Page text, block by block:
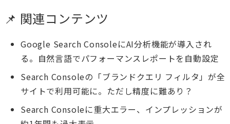
📌 関連コンテンツ
Google Search ConsoleにAI分析機能が導入され
る。自然言語でパフォーマンスレポートを自動設定
Search Consoleの「ブランドクエリ フィルタ」が全
サイトで利用可能に。ただし精度に難あり？
Search Consoleに重大エラー、インプレッションが